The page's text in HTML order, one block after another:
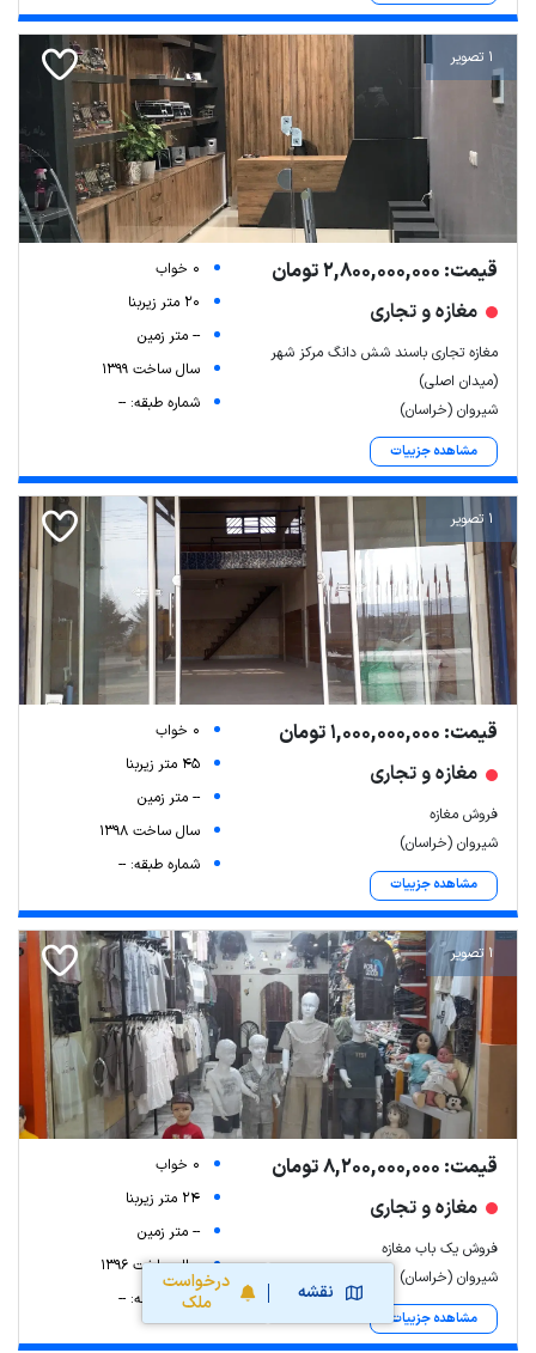
نقشه
درخواست
ملک
1 تصویر
قیمت: 2,800,000,000 تومان
مغازه و تجاری
مغازه تجاری باسند شش دانگ مرکز شهر
(میدان اصلی)
شیروان (خراسان)
مشاهده جزییات
0 خواب
20 متر زیربنا
-- متر زمین
سال ساخت 1399
شماره طبقه: --
1 تصویر
قیمت: 1,000,000,000 تومان
مغازه و تجاری
فروش مغازه
شیروان (خراسان)
مشاهده جزییات
0 خواب
45 متر زیربنا
-- متر زمین
سال ساخت 1398
شماره طبقه: --
1 تصویر
قیمت: 8,200,000,000 تومان
مغازه و تجاری
فروش یک باب مغازه
شیروان (خراسان)
مشاهده جزییات
0 خواب
24 متر زیربنا
-- متر زمین
سال ساخت 1396
شماره طبقه: --